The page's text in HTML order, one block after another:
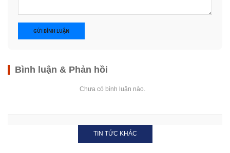
GỬI BÌNH LUẬN
Bình luận & Phản hồi
Chưa có bình luận nào.
TIN TỨC KHÁC